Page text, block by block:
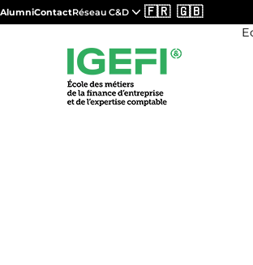
AlumniContactRéseau C&D 🇫🇷 🇬🇧